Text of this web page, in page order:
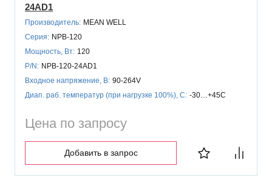
24AD1
Производитель: MEAN WELL
Серия: NPB-120
Мощность, Вт: 120
P/N: NPB-120-24AD1
Входное напряжение, В: 90-264V
Диап. раб. температур (при нагрузке 100%), C: -30…+45C
Цена по запросу
Добавить в запрос